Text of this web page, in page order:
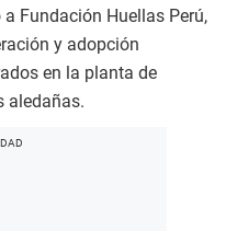
Fundación Huellas Perú,
y adopción
en la planta de
aledañas.